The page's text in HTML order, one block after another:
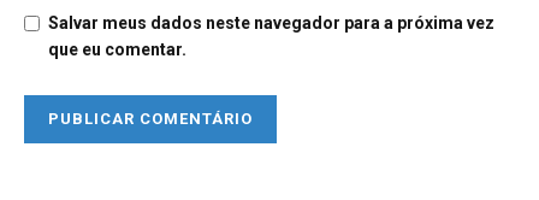
Salvar meus dados neste navegador para a próxima vez
que eu comentar.